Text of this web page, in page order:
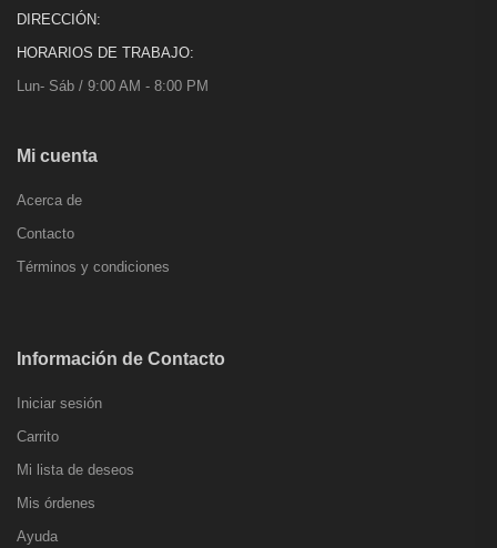
DIRECCIÓN:
HORARIOS DE TRABAJO:
Lun- Sáb / 9:00 AM - 8:00 PM
Mi cuenta
Acerca de
Contacto
Términos y condiciones
Información de Contacto
Iniciar sesión
Carrito
Mi lista de deseos
Mis órdenes
Ayuda